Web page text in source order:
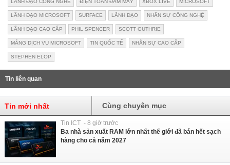
LÃNH ĐẠO CÔNG NGHỆ ĐIỆN TOÁN ĐÁM MÂY XBOX LIVE MICROSOFT
LÃNH ĐẠO MICROSOFT SURFACE LÃNH ĐẠO NHÂN SỰ CÔNG NGHỆ
LÃNH ĐẠO CAO CẤP PHIL SPENCER SCOTT GUTHRIE
MẢNG DỊCH VỤ MICROSOFT TIN QUỐC TẾ NHÂN SỰ CAO CẤP
STEPHEN ELOP
Tin liên quan
Tin mới nhất Cùng chuyên mục
Tin ICT - 8 giờ trước
Ba nhà sản xuất RAM lớn nhất thế giới đã bán hết sạch
hàng cho cả năm 2027